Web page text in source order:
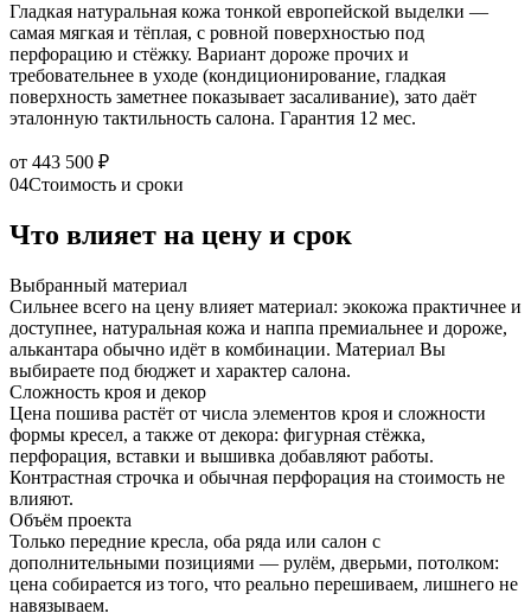
Гладкая натуральная кожа тонкой европейской выделки —
самая мягкая и тёплая, с ровной поверхностью под
перфорацию и стёжку. Вариант дороже прочих и
требовательнее в уходе (кондиционирование, гладкая
поверхность заметнее показывает засаливание), зато даёт
эталонную тактильность салона. Гарантия 12 мес.
от 443 500 ₽
04Стоимость и сроки
Что влияет на цену и срок
Выбранный материал
Сильнее всего на цену влияет материал: экокожа практичнее и
доступнее, натуральная кожа и наппа премиальнее и дороже,
алькантара обычно идёт в комбинации. Материал Вы
выбираете под бюджет и характер салона.
Сложность кроя и декор
Цена пошива растёт от числа элементов кроя и сложности
формы кресел, а также от декора: фигурная стёжка,
перфорация, вставки и вышивка добавляют работы.
Контрастная строчка и обычная перфорация на стоимость не
влияют.
Объём проекта
Только передние кресла, оба ряда или салон с
дополнительными позициями — рулём, дверьми, потолком:
цена собирается из того, что реально перешиваем, лишнего не
навязываем.